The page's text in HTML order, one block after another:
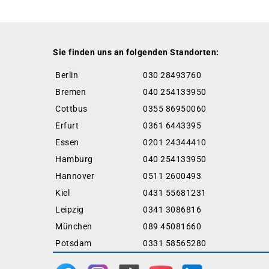
Sie finden uns an folgenden Standorten:
Berlin
030 28493760
Bremen
040 254133950
Cottbus
0355 86950060
Erfurt
0361 6443395
Essen
0201 24344410
Hamburg
040 254133950
Hannover
0511 2600493
Kiel
0431 55681231
Leipzig
0341 3086816
München
089 45081660
Potsdam
0331 58565280